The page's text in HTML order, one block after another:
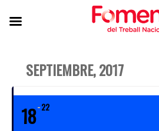
SEPTIEMBRE, 2017
18 22